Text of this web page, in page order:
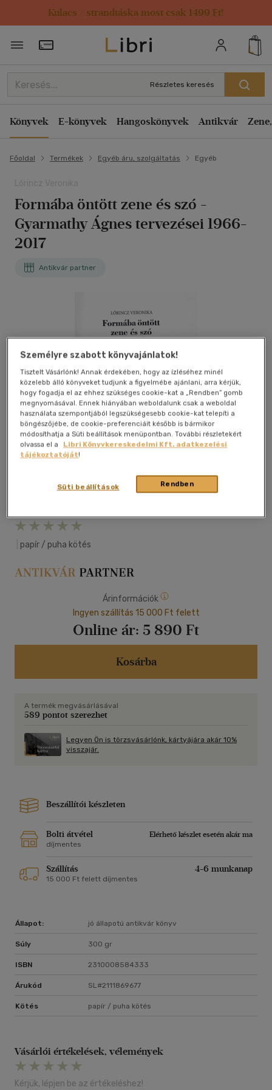
Kulacs / strandtáska most csak 1499 Ft!
Törzsvásárlói Kártya adatai
Részletes keresés
Könyvek E-könyvek Hangoskönyvek Antikvár
Főoldal Termékek Egyéb áru, szolgáltatás Egyéb
Formába öntött zene és szó -
Gyarmathy Ágnes tervezései 1966-
2017
Antikvár partner
papír / puha kötés
Árinformációk
Ingyen szállítás 15 000 Ft felett
Online ár: 5 890 Ft
Kosárba
A termék megvásárlásával
589 pontot szerezhet
Legyen Ön is törzsvásárlónk, kártyájára akár 10%
visszajár.
Beszállítói készleten
Bolti átvétel
Elérhető készlet esetén akár ma
díjmentes
Szállítás 4-6 munkanap
15 000 Ft felett díjmentes
Állapot: jó állapotú antikvár könyv
Súly 300 gr
ISBN 2310008584333
Árukód SL#2111869677
Kötés papír / puha kötés
Vásárlói értékelések, vélemények
Kérjük, lépjen be az értékeléshez!
Személyre szabott könyvajánlatok!
Tisztelt Vásárlónk! Annak érdekében, hogy az ízléséhez minél
közelebb álló könyveket tudjunk a figyelmébe ajánlani, arra kérjük,
hogy fogadja el az ehhez szükséges cookie-kat a „Rendben” gomb
megnyomásával. Ennek hiányában weboldalunk csak a weboldal
használata szempontjából legszükségesebb cookie-kat telepíti a
böngészőjébe, de cookie-preferenciáit később is bármikor
módosíthatja a Süti beállítások menüpontban. További részletekért
olvassa el a
Libri Könyvkereskedelmi Kft. adatkezelési
tájékoztatóját!
Rendben
Süti beállítások